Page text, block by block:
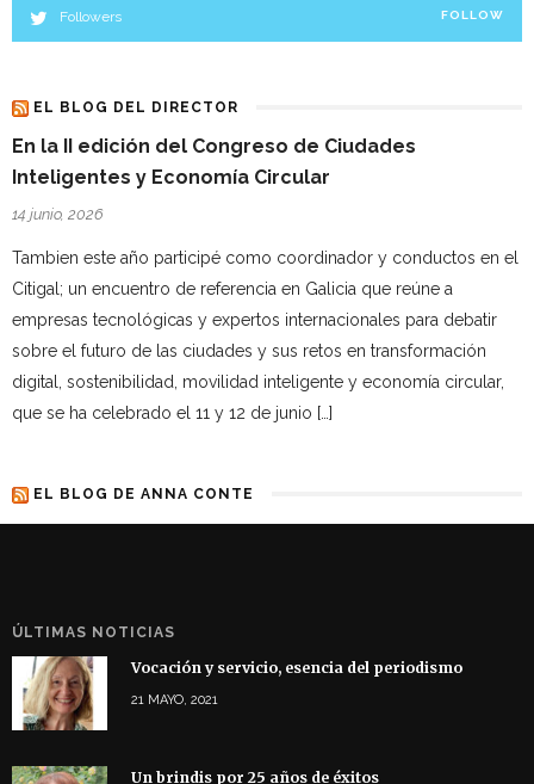
Followers FOLLOW
EL BLOG DEL DIRECTOR
En la II edición del Congreso de Ciudades
Inteligentes y Economía Circular
14 junio, 2026
Tambien este año participé como coordinador y conductos en el
Citigal; un encuentro de referencia en Galicia que reúne a
empresas tecnológicas y expertos internacionales para debatir
sobre el futuro de las ciudades y sus retos en transformación
digital, sostenibilidad, movilidad inteligente y economía circular,
que se ha celebrado el 11 y 12 de junio […]
EL BLOG DE ANNA CONTE
ÚLTIMAS NOTICIAS
Vocación y servicio, esencia del periodismo
21 MAYO, 2021
Un brindis por 25 años de éxitos